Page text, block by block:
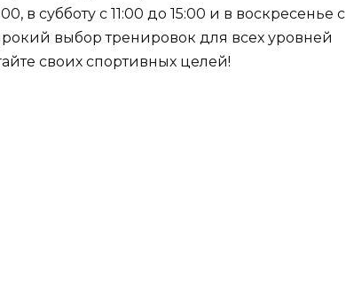
в субботу с 11:00 до 15:00 и в воскресенье с
выбор тренировок для всех уровней
своих спортивных целей!